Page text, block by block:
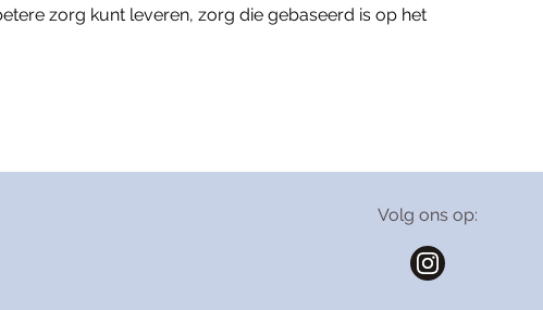
zorg kunt leveren, zorg die gebaseerd is op het
Volg ons op: